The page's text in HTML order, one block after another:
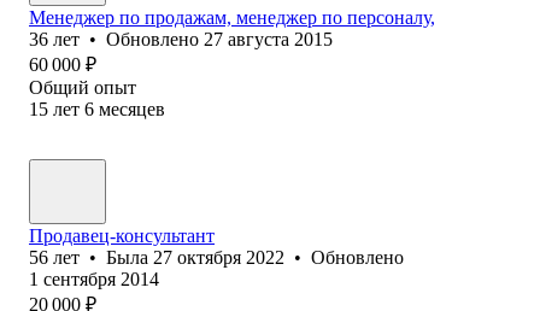
Менеджер по продажам, менеджер по персоналу,
36 лет • Обновлено 27 августа 2015
60 000 ₽
Общий опыт
15 лет 6 месяцев
Продавец-консультант
56 лет • Была 27 октября 2022 • Обновлено
1 сентября 2014
20 000 ₽